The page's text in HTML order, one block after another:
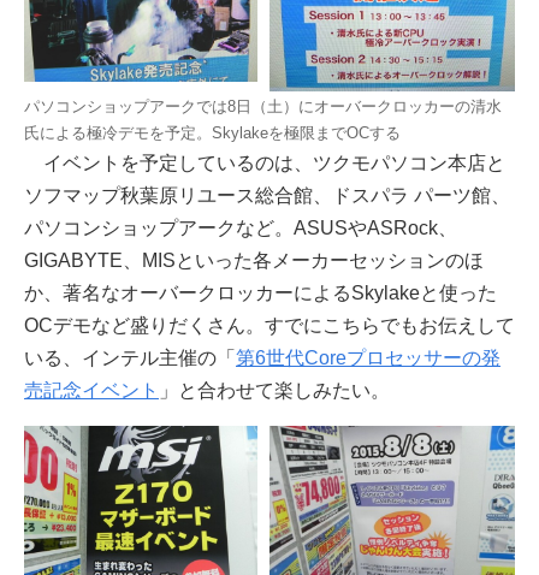
パソコンショップアークでは8日（土）にオーバークロッカーの清水
氏による極冷デモを予定。Skylakeを極限までOCする
イベントを予定しているのは、ツクモパソコン本店と
ソフマップ秋葉原リユース総合館、ドスパラ パーツ館、
パソコンショップアークなど。ASUSやASRock、
GIGABYTE、MISといった各メーカーセッションのほ
か、著名なオーバークロッカーによるSkylakeと使った
OCデモなど盛りだくさん。すでにこちらでもお伝えして
いる、インテル主催の「 第6世代Coreプロセッサーの発
売記念イベント 」と合わせて楽しみたい。